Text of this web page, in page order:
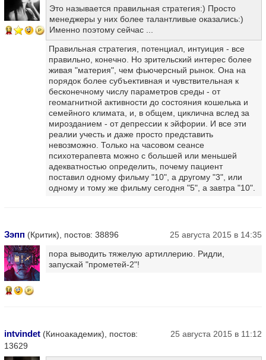
13
Это называется правильная стратегия:) Просто
менеджеры у них более талантливые оказались:)
Именно поэтому сейчас ...
Правильная стратегия, потенциал, интуиция - все
правильно, конечно. Но зрительский интерес более
живая "материя", чем фьючерсный рынок. Она на
порядок более субъективная и чувствительная к
бесконечному числу параметров среды - от
геомагнитной активности до состояния кошелька и
семейного климата, и, в общем, циклична вслед за
мирозданием - от депрессии к эйфории. И все эти
реалии учесть и даже просто представить
невозможно. Только на часовом сеансе
психотерапевта можно с большей или меньшей
адекватностью определить, почему пациент
поставил одному фильму "10", а другому "3", или
одному и тому же фильму сегодня "5", а завтра "10".
Зэпп (Критик), постов: 38896 25 августа 2015 в 14:35
16
пора выводить тяжелую артиллерию. Ридли,
запускай "прометей-2"!
intvindet (Киноакадемик), постов:
13629
25 августа 2015 в 11:12